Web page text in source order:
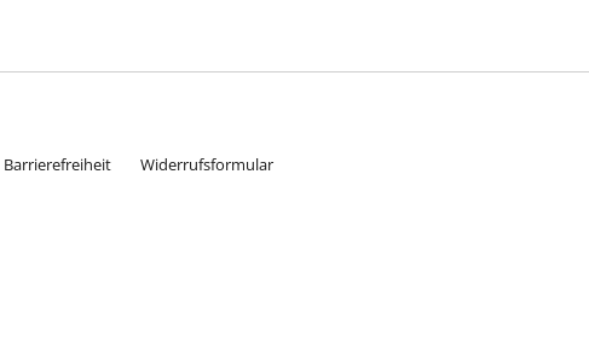
Barrierefreiheit Widerrufsformular